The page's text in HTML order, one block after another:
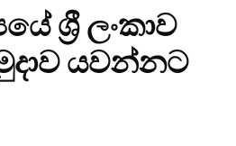
ශ්‍රී ලංකාව
යවන්නට